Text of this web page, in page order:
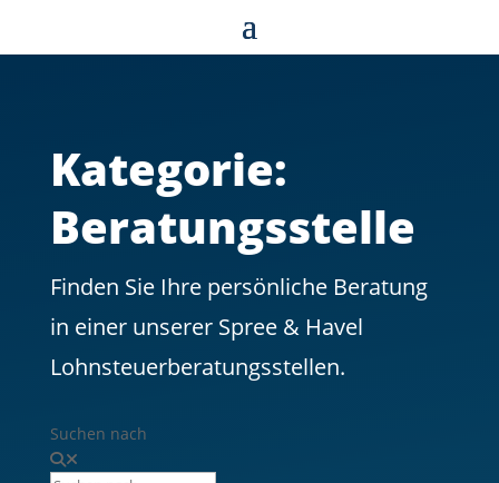
Kategorie:
Beratungsstelle
Finden Sie Ihre persönliche Beratung
in einer unserer Spree & Havel
Lohnsteuerberatungsstellen.
Suchen nach